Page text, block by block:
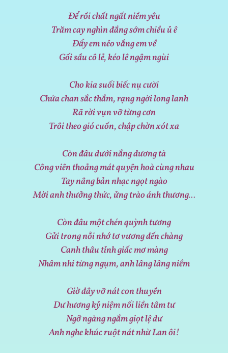
Để rồi chất ngất niềm yêu
Trăm cay nghìn đắng sớm chiều ủ ê
Đẩy em nẻo vắng em về
Gối sầu cô lẻ, kéo lê ngậm ngùi
Cho kia suối biếc nụ cười
Chứa chan sắc thắm, rạng ngời long lanh
Rã rời vụn vỡ từng cơn
Trôi theo gió cuốn, chập chờn xót xa
Còn đâu dưới nắng dương tà
Công viên thoảng mát quyện hoà cùng nhau
Tay nâng bản nhạc ngọt ngào
Mời anh thưởng thức, ửng trào ánh thương…
Còn đâu một chén quỳnh tương
Gửi trong nỗi nhớ tơ vương đến chàng
Canh thâu tỉnh giấc mơ màng
Nhâm nhi từng ngụm, anh lâng lâng niềm
Giờ đây vỡ nát con thuyền
Dư hương kỷ niệm nối liền tâm tư
Ngỡ ngàng ngắm giọt lệ dư
Anh nghe khúc ruột nát nhừ Lan ôi!